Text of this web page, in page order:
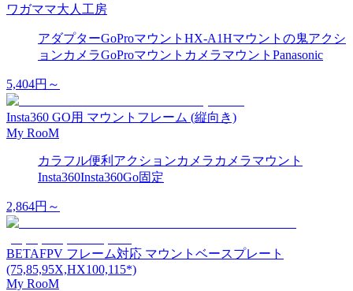
ワガママ大人工房
アダプターGoProマウント HX-A1Hマウントの鬼アクシ
ョンカメラGoProマウント カメラマウント Panasonic
5,404円～
Insta360 GO用 マウントフレーム (縦向き)
My RooM
カラフル便利 アクションカメラ カメラマウント
Insta360Insta360Go固定
2,864円～
BETAFPV フレーム対応 マウントベースプレート
(75,85,95X,HX100,115*)
My RooM